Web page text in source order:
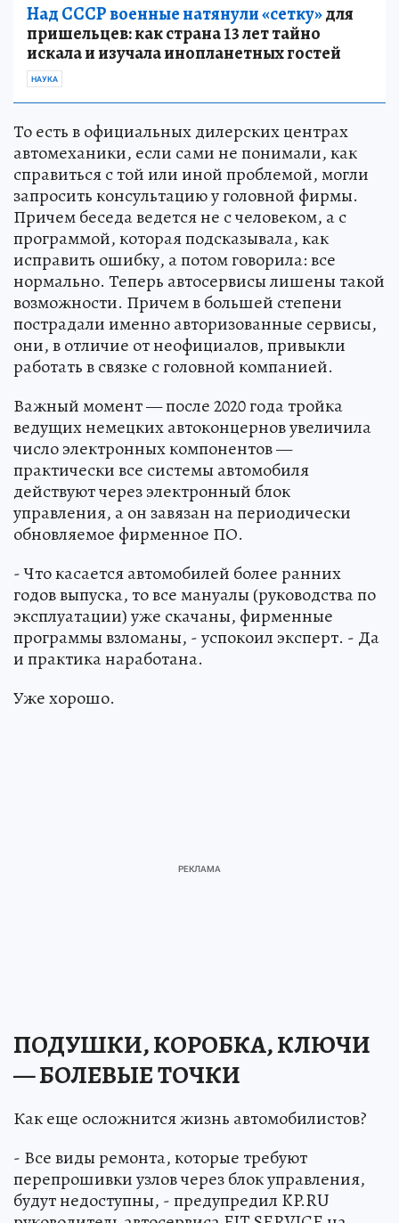
Над СССР военные натянули «сетку»для
пришельцев: как страна 13 лет тайно
искала и изучала инопланетных гостей
НАУКА
То есть в официальных дилерских центрах
автомеханики, если сами не понимали, как
справиться с той или иной проблемой, могли
запросить консультацию у головной фирмы.
Причем беседа ведется не с человеком, а с
программой, которая подсказывала, как
исправить ошибку, а потом говорила: все
нормально. Теперь автосервисы лишены такой
возможности. Причем в большей степени
пострадали именно авторизованные сервисы,
они, в отличие от неофициалов, привыкли
работать в связке с головной компанией.
Важный момент — после 2020 года тройка
ведущих немецких автоконцернов увеличила
число электронных компонентов —
практически все системы автомобиля
действуют через электронный блок
управления, а он завязан на периодически
обновляемое фирменное ПО.
- Что касается автомобилей более ранних
годов выпуска, то все мануалы (руководства по
эксплуатации) уже скачаны, фирменные
программы взломаны, - успокоил эксперт. - Да
и практика наработана.
Уже хорошо.
ПОДУШКИ, КОРОБКА, КЛЮЧИ
— БОЛЕВЫЕ ТОЧКИ
Как еще осложнится жизнь автомобилистов?
- Все виды ремонта, которые требуют
перепрошивки узлов через блок управления,
будут недоступны, - предупредил KP.RU